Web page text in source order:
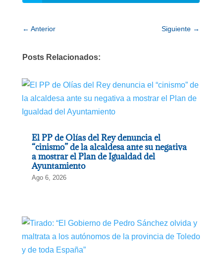
← Anterior Siguiente →
Posts Relacionados:
El PP de Olías del Rey denuncia el
“cinismo” de la alcaldesa ante su negativa
a mostrar el Plan de Igualdad del
Ayuntamiento
Ago 6, 2026